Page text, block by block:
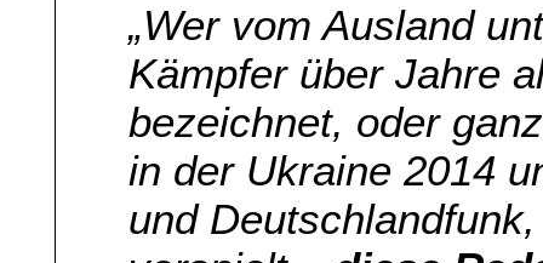
„Wer vom Ausland
Kämpfer über Jahre
bezeichnet, oder
in der Ukraine 2014
und